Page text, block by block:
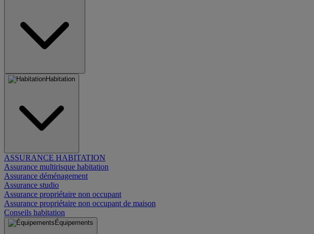
Habitation
ASSURANCE HABITATION
Assurance multirisque habitation
Assurance déménagement
Assurance studio
Assurance propriétaire non occupant
Assurance propriétaire non occupant de maison
Conseils habitation
Équipements